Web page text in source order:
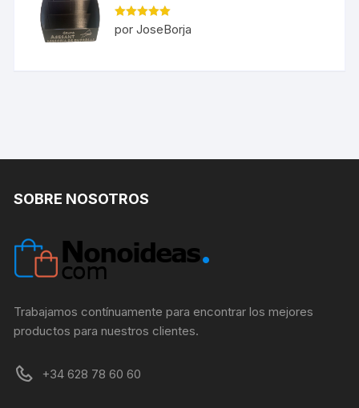
Valorado en
5 de 5
por JoseBorja
SOBRE NOSOTROS
Trabajamos contínuamente para encontrar los mejores
productos para nuestros clientes.
+34 628 78 60 60